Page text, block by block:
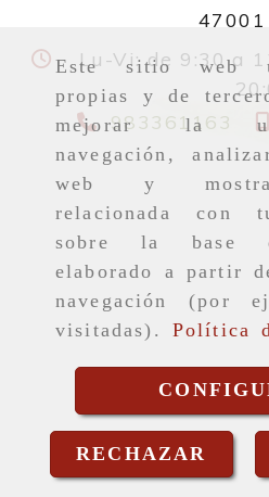
Este sitio web
propias y de
mejorar la
navegación,
web y
relacionada con
sobre la base
elaborado a partir
navegación (por
visitadas). Política
RECHAZAR
47001
Lu-Vi: de 9:30 a
983361163